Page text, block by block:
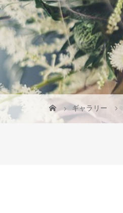
ギャラリー